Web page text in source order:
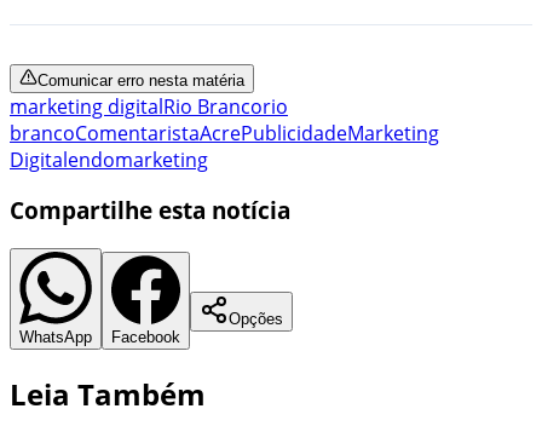
Comunicar erro nesta matéria
marketing digitalRio Brancorio
brancoComentaristaAcrePublicidadeMarketing
Digitalendomarketing
Compartilhe esta notícia
WhatsApp Facebook
Opções
Leia Também